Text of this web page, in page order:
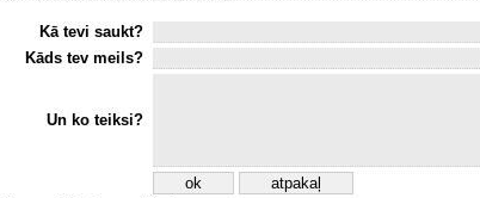
Kā tevi saukt?
Kāds tev meils?
Un ko teiksi?